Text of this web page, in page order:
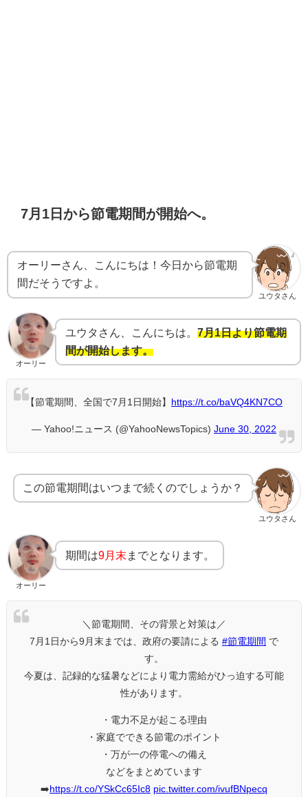
7月1日から節電期間が開始へ。
ユウタさん
オーリーさん、こんにちは！今日から節電期
間だそうですよ。
オーリー
ユウタさん、こんにちは。 7月1日より節電期
間が開始します。
【節電期間、全国で7月1日開始】 https://t.co/baVQ4KN7CO
— Yahoo!ニュース (@YahooNewsTopics) June 30, 2022
ユウタさん
この節電期間はいつまで続くのでしょうか？
オーリー
期間は9月末 までとなります。
＼節電期間、その背景と対策は／
7月1日から9月末までは、政府の要請による #節電期間 で
す。
今夏は、記録的な猛暑などにより電力需給がひっ迫する可能
性があります。
・電力不足が起こる理由
・家庭でできる節電のポイント
・万が一の停電への備え
などをまとめています
➡️ https://t.co/YSkCc65Ic8 pic.twitter.com/ivufBNpecq